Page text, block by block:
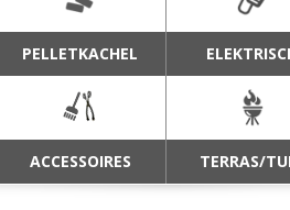
PELLETKACHEL
ACCESSOIRES TERRAS/